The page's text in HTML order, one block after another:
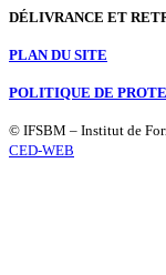
DÉLIVRANCE ET
PLAN DU SITE
POLITIQUE DE
© IFSBM – Institut de
CED-WEB